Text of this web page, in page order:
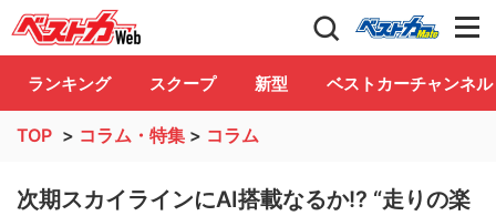
自動車情報誌「ベストカー」 Club
ランキング スクープ 新型 ベストカーチャンネル
TOP > コラム・特集 > コラム
次期スカイラインにAI搭載なるか!? “走りの楽